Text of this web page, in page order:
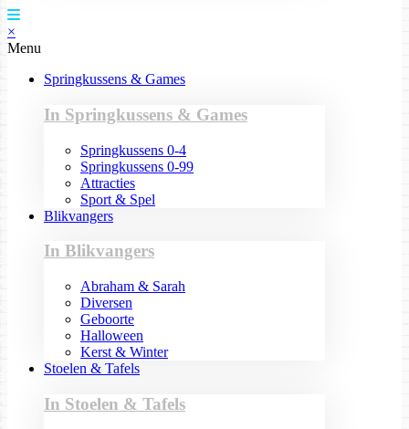
×
Menu
Springkussens & Games
In Springkussens & Games
Springkussens 0-4
Springkussens 0-99
Attracties
Sport & Spel
Blikvangers
In Blikvangers
Abraham & Sarah
Diversen
Geboorte
Halloween
Kerst & Winter
Stoelen & Tafels
In Stoelen & Tafels